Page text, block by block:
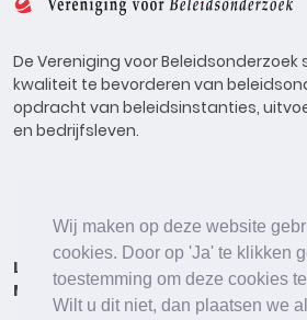
Wij maken op deze website
cookies. Door op 'Ja' te klikken
toestemming om deze cookies
Wilt u dit niet, dan plaatsen we
De Vereniging voor
kwaliteit te bevorderen van
opdracht van beleidsinstanties,
en bedrijfsleven.
Lid worden Onderzoeken Agenda
Meldpunt Beleidsonderzoek